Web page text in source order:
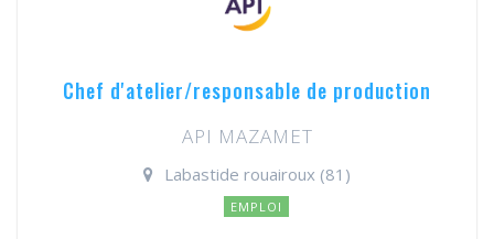
Chef d'atelier/responsable de production
API MAZAMET
Labastide rouairoux (81)
EMPLOI